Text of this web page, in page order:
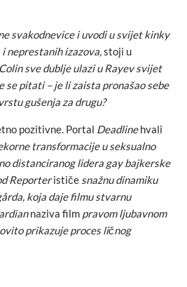
svakodnevice i uvodi u svijet kinky
neprestanih izazova,stoji u
sve dublje ulazi u Rayev svijet
se pitati – je li zaista pronašao sebe
gušenja za drugu?
pozitivne. Portal Deadlinehvali
transformacije u seksualno
distanciranog lidera gay bajkerske
Reporterističe snažnu dinamiku
koja daje filmu stvarnu
naziva film pravom ljubavnom
prikazuje proces ličnog